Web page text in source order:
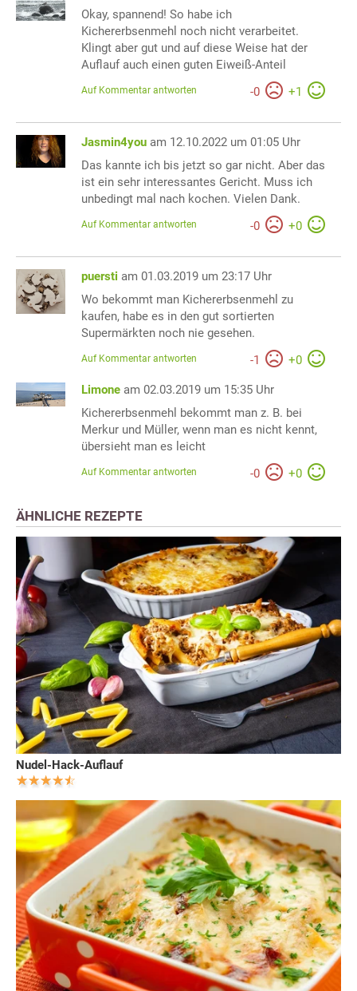
Okay, spannend! So habe ich
Kichererbsenmehl noch nicht verarbeitet.
Klingt aber gut und auf diese Weise hat der
Auflauf auch einen guten Eiweiß-Anteil
-0 +1
Auf Kommentar antworten
Jasmin4you am 12.10.2022 um 01:05 Uhr
Das kannte ich bis jetzt so gar nicht. Aber das
ist ein sehr interessantes Gericht. Muss ich
unbedingt mal nach kochen. Vielen Dank.
-0 +0
Auf Kommentar antworten
puersti am 01.03.2019 um 23:17 Uhr
Wo bekommt man Kichererbsenmehl zu
kaufen, habe es in den gut sortierten
Supermärkten noch nie gesehen.
-1 +0
Auf Kommentar antworten
Limone am 02.03.2019 um 15:35 Uhr
Kichererbsenmehl bekommt man z. B. bei
Merkur und Müller, wenn man es nicht kennt,
übersieht man es leicht
-0 +0
Auf Kommentar antworten
ÄHNLICHE REZEPTE
Nudel-Hack-Auflauf